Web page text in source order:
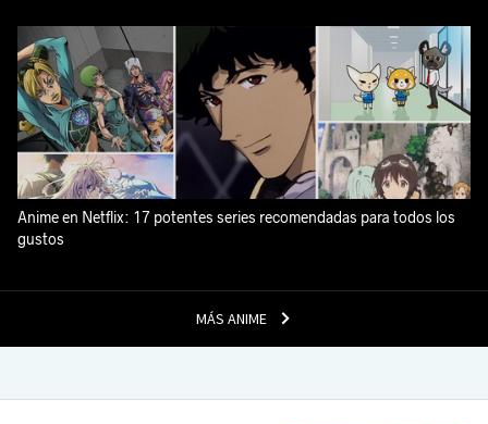
MÁS ANIME
Anime en Netflix: 17 potentes series recomendadas para todos los
gustos